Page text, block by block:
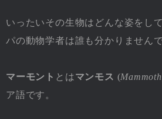
いったいその生物はどんな姿をし
パの動物学者は誰も分かりませんで
マーモント とはマンモス (Mammoth
ア語です。